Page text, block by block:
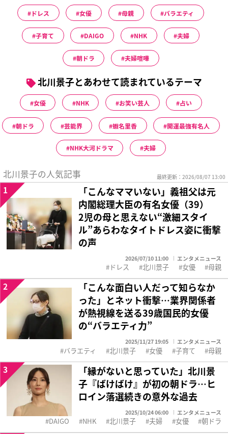
ドレス 女優 母親 バラエティ
子育て DAIGO NHK 夫婦
朝ドラ 夫婦喧嘩
北川景子とあわせて読まれているテーマ
女優 NHK お笑い芸人 占い
朝ドラ 芸能界 蝦名里香 開運最強有名人
NHK大河ドラマ 夫婦
北川景子の人気記事 最終更新：2026/08/07 13:00
「こんなママいない」義祖父は元
内閣総理大臣の有名女優（39）
2児の母と思えない“激細スタイ
ル”あらわなタイトドレス姿に衝撃
の声
2026/07/10 11:00 エンタメニュース
1
ドレス 北川景子 女優 母親
「こんな面白い人だって知らなか
った」とネット衝撃…業界関係者
が熱視線を送る39歳国民的女優
の“バラエティ力”
2025/11/27 19:05 エンタメニュース
2
バラエティ 北川景子 女優 子育て 母親
「縁がないと思っていた」北川景
子『ばけばけ』が初の朝ドラ…ヒ
ロイン落選続きの意外な過去
2025/10/24 06:00 エンタメニュース
3
DAIGO NHK 北川景子 夫婦 女優 朝ドラ